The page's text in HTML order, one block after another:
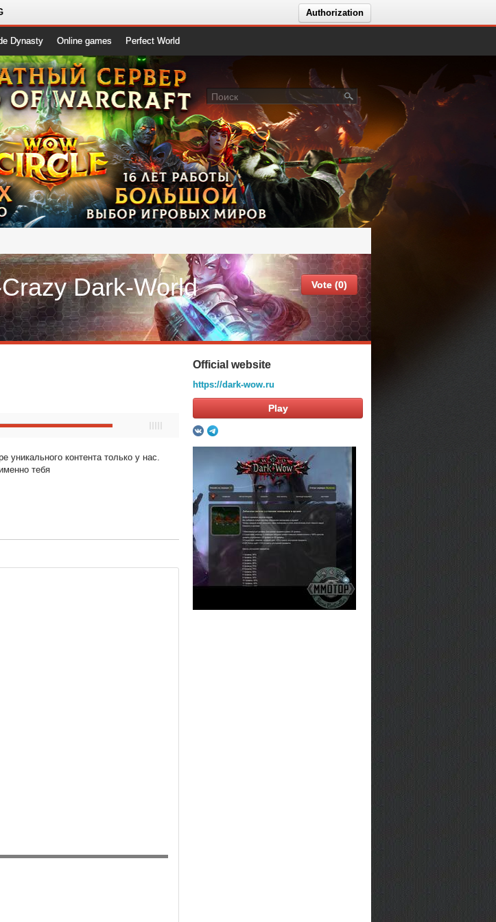
Authorization
Dynasty Online games Perfect World
Dark-World Vote (0)
уникального контента только у нас.
тебя
Official website
https://dark-wow.ru
Play